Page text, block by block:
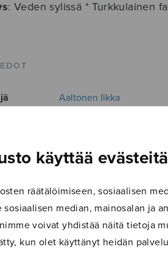
käyttää evästeitä
räätälöimiseen, sosiaalisen
median, mainosalan ja
voivat yhdistää näitä tietoja
kun olet käyttänyt heidän
: Veden sylissä * Turkkulainen
Aaltonen Ilkka
Hummeripojat 13
lauluyhtye
TTTBB
huumori
Suomi